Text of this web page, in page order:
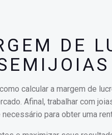
DE
calcular a margem de
Afinal, trabalhar com
para obter uma